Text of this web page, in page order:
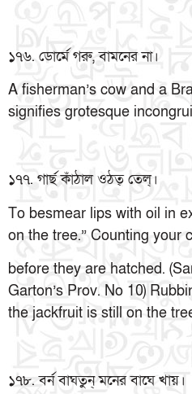
১৭৬. ডোর্মে গরু, বামনের না।
A fisherman’s cow and a
signifies grotesque
১৭৭. গার্ছ কাঁঠাল ওঠত্ তেল্।
To besmear lips with oil in
on the tree.” Counting your
before they are hatched.
Garton’s Prov. No 10)
the jackfruit is still on the
১৭৮. বর্ন বাঘতুন্ মনের বাঘে খায়।